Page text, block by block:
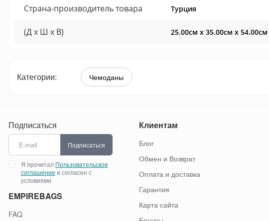
Страна-производитель товара Турция
(Д x Ш x В) 25.00см x 35.00см x 54.00см
Категории: Чемоданы
Подписаться
Подписаться
Я прочитал Пользовательское
соглашение и согласен с
условиями
EMPIREBAGS
FAQ
Клиентам
Блог
Обмен и Возврат
Оплата и доставка
Гарантия
Карта сайта